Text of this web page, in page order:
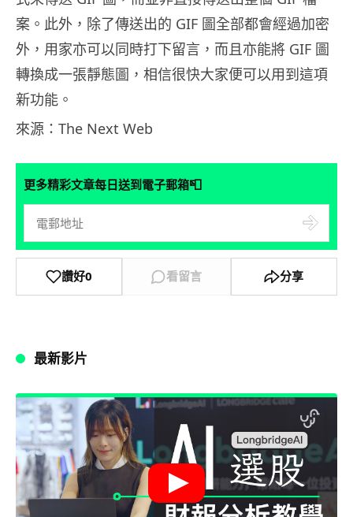
案。此外，除了傳送出的 GIF 圖全部都會經過加密
外，用家亦可以同時打下留言，而且亦能將 GIF 圖
轉換成一張靜態圖，相信很快大家便可以用到這項
新功能。
來源：The Next Web
更多精彩文章每日送到電子郵箱📮
讚好0 看留言 分享
最新影片